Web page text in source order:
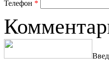
Телефон *